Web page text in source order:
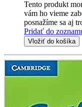
Tento produkt
vám ho vieme
posnažíme sa aj
Pridať do
Vložiť do košíka